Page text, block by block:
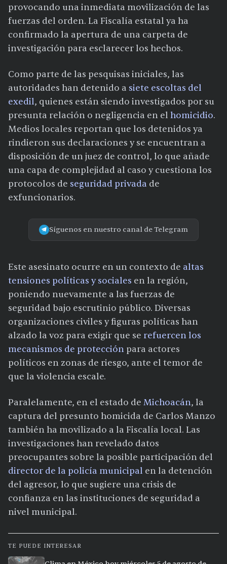
provocando una inmediata movilización de las
fuerzas del orden. La Fiscalía estatal ya ha
confirmado la apertura de una carpeta de
investigación para esclarecer los hechos.
Como parte de las pesquisas iniciales, las
autoridades han detenido a siete escoltas del
exedil, quienes están siendo investigados por su
presunta relación o negligencia en el homicidio.
Medios locales reportan que los detenidos ya
rindieron sus declaraciones y se encuentran a
disposición de un juez de control, lo que añade
una capa de complejidad al caso y cuestiona los
protocolos de seguridad privada de
exfuncionarios.
Síguenos en nuestro canal de Telegram
Este asesinato ocurre en un contexto de altas
tensiones políticas y sociales en la región,
poniendo nuevamente a las fuerzas de
seguridad bajo escrutinio público. Diversas
organizaciones civiles y figuras políticas han
alzado la voz para exigir que se refuercen los
mecanismos de protección para actores
políticos en zonas de riesgo, ante el temor de
que la violencia escale.
Paralelamente, en el estado de Michoacán, la
captura del presunto homicida de Carlos Manzo
también ha movilizado a la Fiscalía local. Las
investigaciones han revelado datos
preocupantes sobre la posible participación del
director de la policía municipal en la detención
del agresor, lo que sugiere una crisis de
confianza en las instituciones de seguridad a
nivel municipal.
TE PUEDE INTERESAR